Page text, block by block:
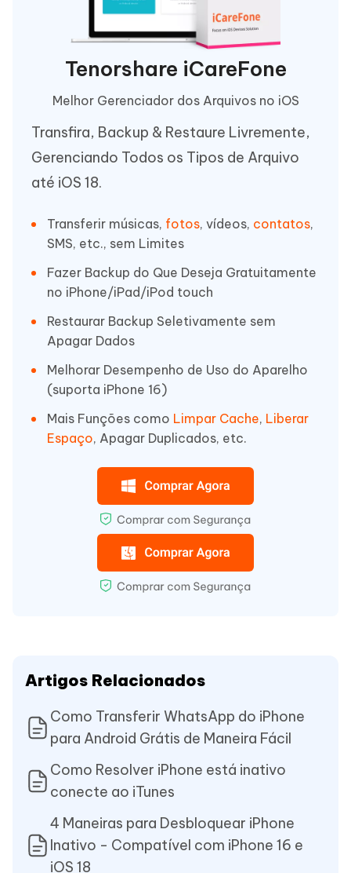
Tenorshare iCareFone
Melhor Gerenciador dos Arquivos no iOS
Transfira, Backup & Restaure Livremente,
Gerenciando Todos os Tipos de Arquivo
até iOS 18.
Transferir músicas, fotos, vídeos, contatos,
SMS, etc., sem Limites
Fazer Backup do Que Deseja Gratuitamente
no iPhone/iPad/iPod touch
Restaurar Backup Seletivamente sem
Apagar Dados
Melhorar Desempenho de Uso do Aparelho
(suporta iPhone 16)
Mais Funções como Limpar Cache, Liberar
Espaço, Apagar Duplicados, etc.
Artigos Relacionados
Como Transferir WhatsApp do iPhone
para Android Grátis de Maneira Fácil
Como Resolver iPhone está inativo
conecte ao iTunes
4 Maneiras para Desbloquear iPhone
Inativo - Compatível com iPhone 16 e
iOS 18